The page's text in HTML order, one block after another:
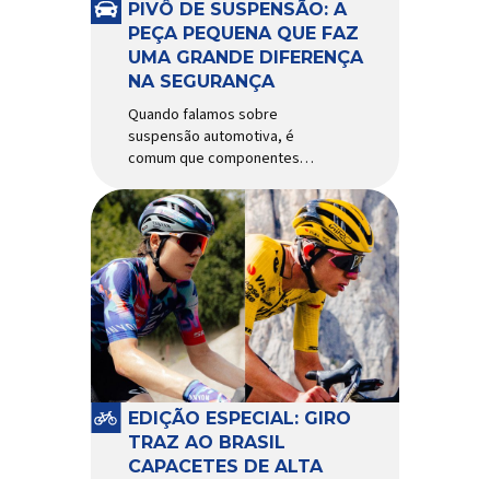
PIVÔ DE SUSPENSÃO: A
PEÇA PEQUENA QUE FAZ
UMA GRANDE DIFERENÇA
NA SEGURANÇA
Quando falamos sobre
suspensão automotiva, é
comum que componentes
recebam mais atenção. Porém,
existe uma peça relativamente
pequena que desempenha um
papel fundamental na
segurança e no
comportamento do veículo: o
pivô de suspensão.
Responsável por conectar
diferentes componentes do
sistema e permitir os
movimentos necessários
durante a condução, o pivô […]
EDIÇÃO ESPECIAL: GIRO
TRAZ AO BRASIL
CAPACETES DE ALTA